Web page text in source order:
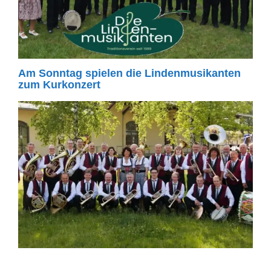
Am Sonntag spielen die Lindenmusikanten
zum Kurkonzert